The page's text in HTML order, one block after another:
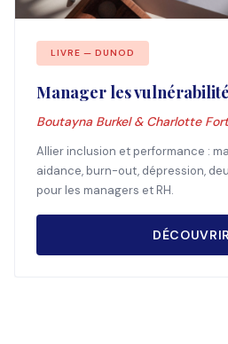
LIVRE — DUNOD
Manager les
Boutayna Burkel & Charlotte
Allier inclusion et performance :
aidance, burn-out, dépression,
pour les managers et RH.
DÉCOUVRIR